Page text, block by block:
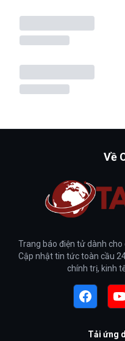
Về
Trang báo điện tử dành
Cập nhật tin tức toàn cầu
chính trị, kinh
Tải ứng